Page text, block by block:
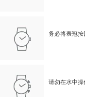
务必将表冠
请勿在水中操